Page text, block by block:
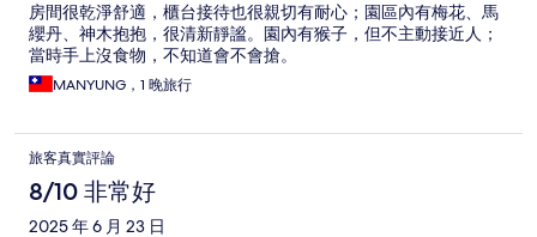
房間很乾淨舒適，櫃台接待也很親切有耐心；園區內有梅花、馬
纓丹、神木抱抱，很清新靜謐。園內有猴子，但不主動接近人；
當時手上沒食物，不知道會不會搶。
MANYUNG，1 晚旅行
旅客真實評論
8/10 非常好
2025 年 6 月 23 日